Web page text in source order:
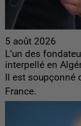
5 août 2026
L’un des
interpellé en
Il est
France.